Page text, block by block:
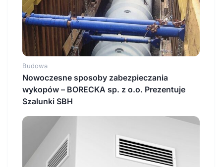
Budowa
Nowoczesne sposoby zabezpieczania
wykopów – BORECKA sp. z o.o. Prezentuje
Szalunki SBH